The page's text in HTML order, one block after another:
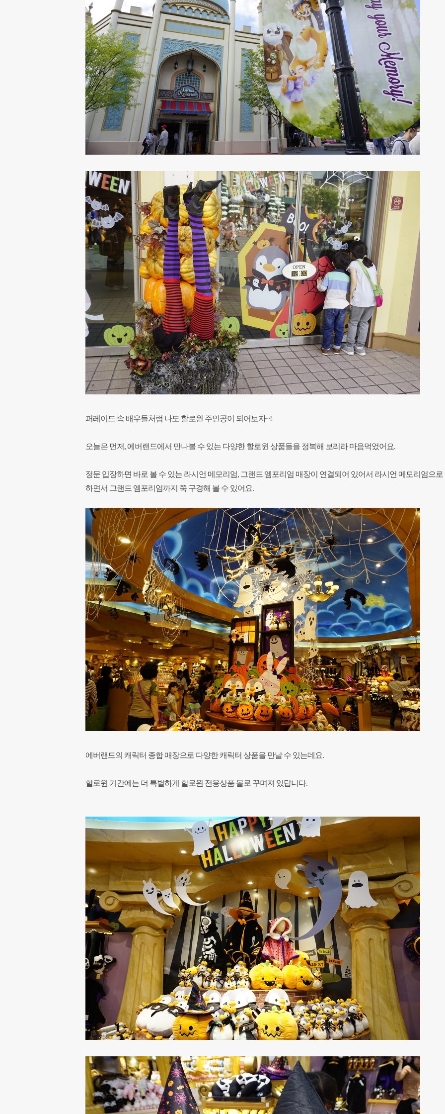
퍼레이드 속 배우들처럼 나도 할로윈 주인공이 되어보자~!
오늘은 먼저, 에버랜드에서 만나볼 수 있는 다양한 할로윈 상품들을 정복해 보리라 마음먹었어요.
정문 입장하면 바로 볼 수 있는 라시언 메모리엄, 그랜드 엠포리엄 매장이 연결되어 있어서 라시언 메모리엄으로
하면서 그랜드 엠포리엄까지 쭉 구경해 볼 수 있어요.
에버랜드의 캐릭터 종합 매장으로 다양한 캐릭터 상품을 만날 수 있는데요.
할로윈 기간에는 더 특별하게 할로윈 전용상품 몰로 꾸며져 있답니다.